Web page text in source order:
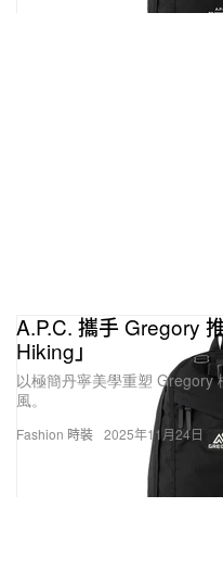
Fashion 時裝
A.P.C. 攜手 Gregory
Hiking」
以極簡丹寧美學重塑 Gregory
風。
2025年11月24日